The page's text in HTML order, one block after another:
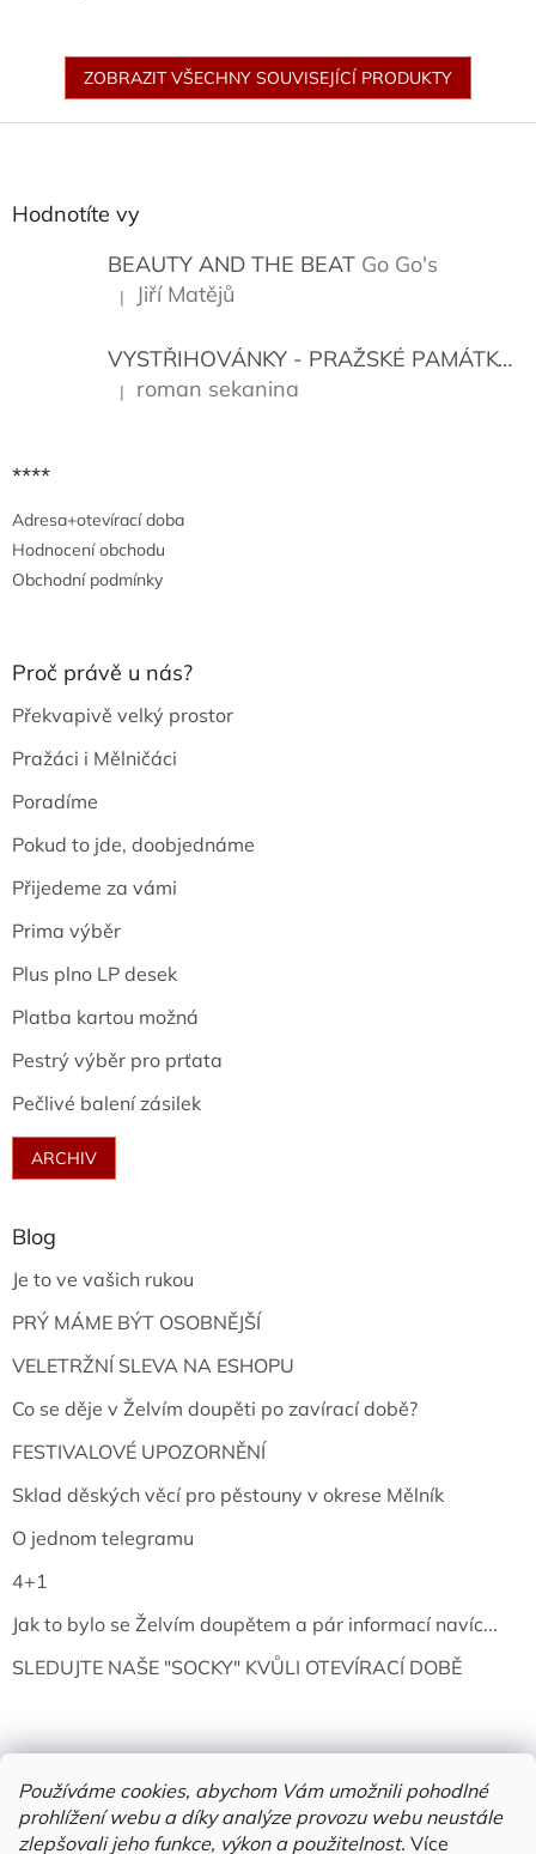
Používáme cookies, abychom Vám umožnili pohodlné
prohlížení webu a díky analýze provozu webu neustále
zlepšovali jeho funkce, výkon a použitelnost. Více
ilustrace tohoto mistra.
ZOBRAZIT VŠECHNY SOUVISEJÍCÍ PRODUKTY
Hodnotíte vy
BEAUTY AND THE BEAT Go Go's
Hodnocení produktu je 5 z 5 hvězdiček.
| Jiří Matějů
VYSTŘIHOVÁNKY - PRAŽSKÉ PAMÁTKY
Hodnocení produktu je 5 z 5 hvězdiček.
| roman sekanina
****
Adresa+otevírací doba
Hodnocení obchodu
Obchodní podmínky
Proč právě u nás?
Překvapivě velký prostor
Pražáci i Mělničáci
Poradíme
Pokud to jde, doobjednáme
Přijedeme za vámi
Prima výběr
Plus plno LP desek
Platba kartou možná
Pestrý výběr pro prťata
Pečlivé balení zásilek
ARCHIV
Blog
Je to ve vašich rukou
PRÝ MÁME BÝT OSOBNĚJŠÍ
VELETRŽNÍ SLEVA NA ESHOPU
Co se děje v Želvím doupěti po zavírací době?
FESTIVALOVÉ UPOZORNĚNÍ
Sklad děských věcí pro pěstouny v okrese Mělník
O jednom telegramu
4+1
Jak to bylo se Želvím doupětem a pár informací navíc...
SLEDUJTE NAŠE "SOCKY" KVŮLI OTEVÍRACÍ DOBĚ